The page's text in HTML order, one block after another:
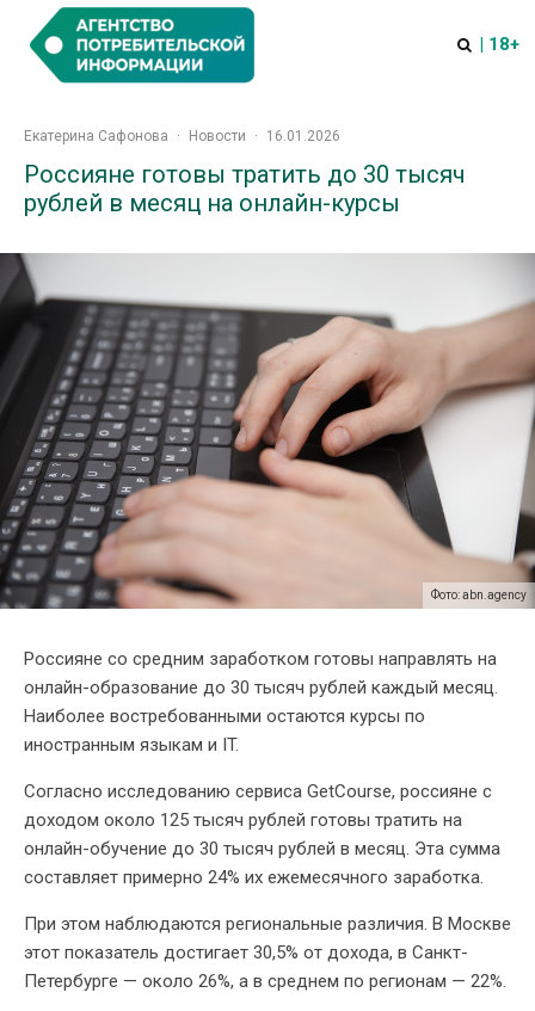
| 18+
Екатерина Сафонова · Новости · 16.01.2026
Россияне готовы тратить до 30 тысяч
рублей в месяц на онлайн-курсы
Фото: abn.agency
Россияне со средним заработком готовы направлять на
онлайн-образование до 30 тысяч рублей каждый месяц.
Наиболее востребованными остаются курсы по
иностранным языкам и IT.
Согласно исследованию сервиса GetCourse, россияне с
доходом около 125 тысяч рублей готовы тратить на
онлайн-обучение до 30 тысяч рублей в месяц. Эта сумма
составляет примерно 24% их ежемесячного заработка.
При этом наблюдаются региональные различия. В Москве
этот показатель достигает 30,5% от дохода, в Санкт-
Петербурге — около 26%, а в среднем по регионам — 22%.